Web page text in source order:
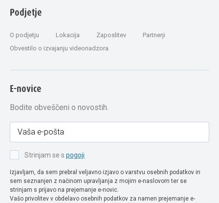
Podjetje
O podjetju Lokacija Zaposlitev
Partnerji
Obvestilo o izvajanju videonadzora
E-novice
Bodite obveščeni o novostih.
Strinjam se s pogoji
Izjavljam, da sem prebral veljavno izjavo o varstvu osebnih podatkov in
sem seznanjen z načinom upravljanja z mojim e-naslovom ter se
strinjam s prijavo na prejemanje e-novic.
Vašo privolitev v obdelavo osebnih podatkov za namen prejemanje e-